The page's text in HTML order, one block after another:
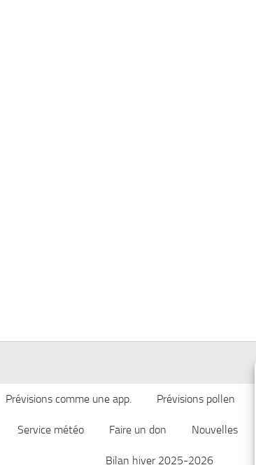
Prévisions comme une app. Prévisions pollen
Service météo Faire un don Nouvelles
Bilan hiver 2025-2026